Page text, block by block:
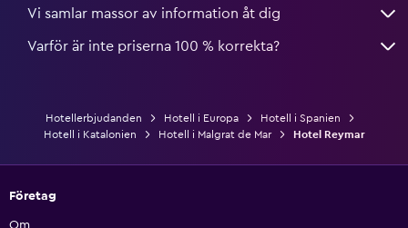
Vi samlar massor av information åt dig
Varför är inte priserna 100 % korrekta?
Hotellerbjudanden Hotell i Europa
Hotell i Spanien
Hotell i Katalonien
Hotell i Malgrat de Mar Hotel Reymar
Företag
Om